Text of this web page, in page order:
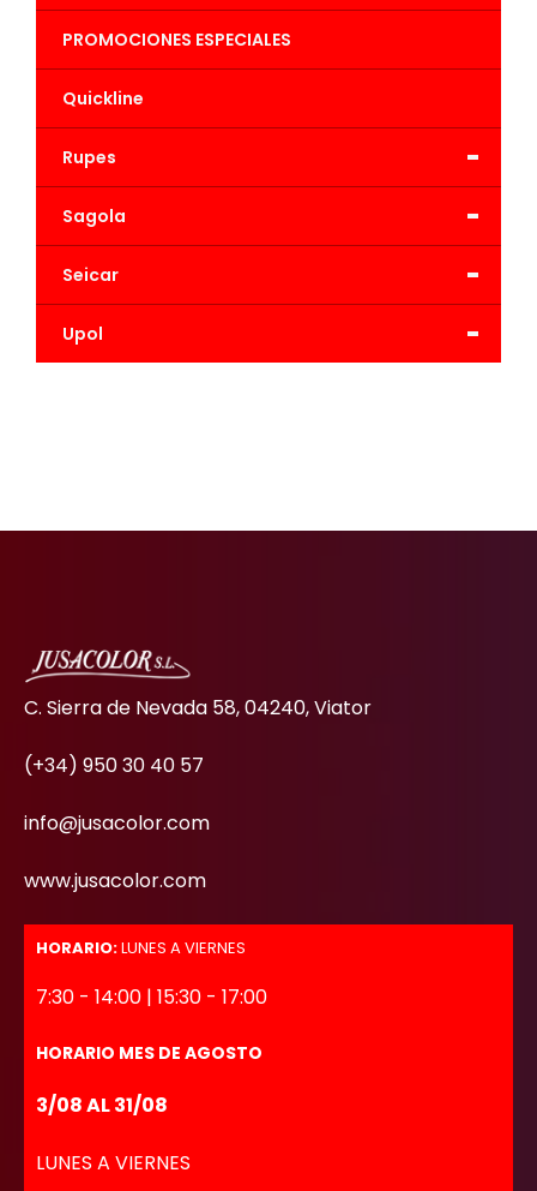
PROMOCIONES ESPECIALES
Quickline
-
Rupes
-
Sagola
-
Seicar
-
Upol
C. Sierra de Nevada 58, 04240, Viator
(+34) 950 30 40 57
info@jusacolor.com
www.jusacolor.com
HORARIO:LUNES A VIERNES
7:30 - 14:00 | 15:30 - 17:00
HORARIO MES DE AGOSTO
3/08 AL 31/08
LUNES A VIERNES